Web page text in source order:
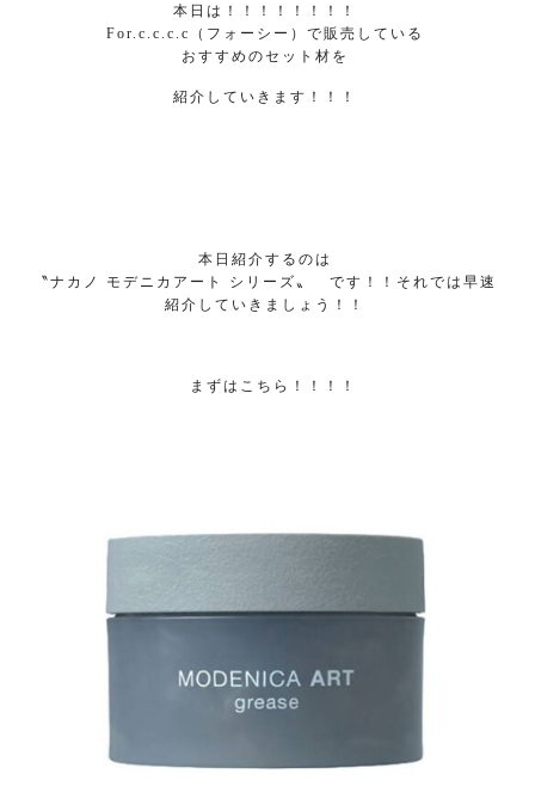
本日は！！！！！！！！
For.c.c.c.c（フォーシー）で販売している
おすすめのセット材を
紹介していきます！！！
本日紹介するのは
〝ナカノ モデニカアート シリーズ〟 です！！それでは早速
紹介していきましょう！！
まずはこちら！！！！